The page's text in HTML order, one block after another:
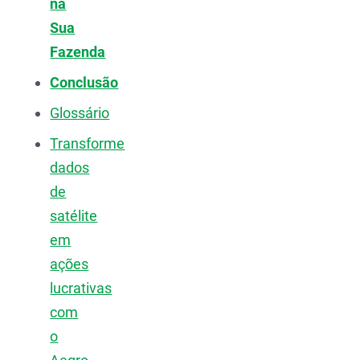
na
Sua
Fazenda
Conclusão
Glossário
Transforme
dados
de
satélite
em
ações
lucrativas
com
o